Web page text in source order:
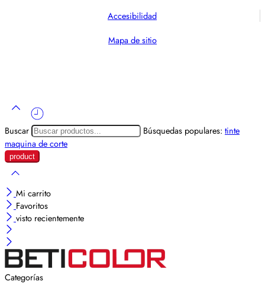
Accesibilidad
Mapa de sitio
Buscar Búsquedas populares: tinte
maquina de corte
Mi carrito
Favoritos
visto recientemente
Categorías